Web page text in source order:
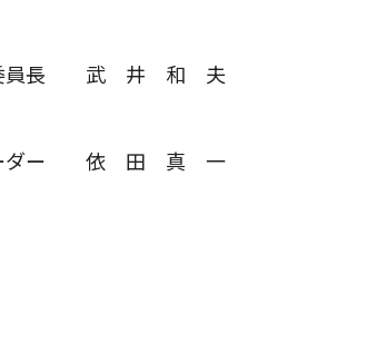
副委員長 武 井 和 夫
ーダー 依 田 真 一